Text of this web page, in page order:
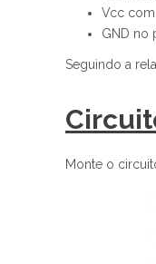
Vcc
GND no
Seguindo a
Monte o